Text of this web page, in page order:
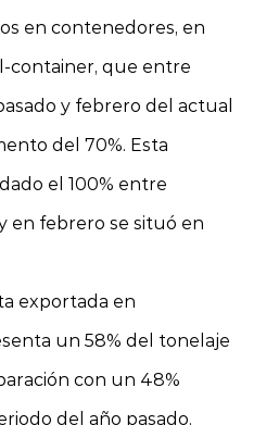
en contenedores, en
container, que entre
y febrero del actual
del 70%. Esta
el 100% entre
en febrero se situó en
exportada en
un 58% del tonelaje
con un 48%
del año pasado.